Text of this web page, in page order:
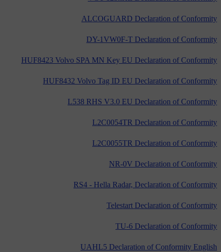
ALCOGUARD Declaration of Conformity
DY-1VW0F-T Declaration of Conformity
HUF8423 Volvo SPA MN Key EU Declaration of Conformity
HUF8432 Volvo Tag ID EU Declaration of Conformity
L538 RHS V3.0 EU Declaration of Conformity
L2C0054TR Declaration of Conformity
L2C0055TR Declaration of Conformity
NR-0V Declaration of Conformity
RS4 - Hella Radar, Declaration of Conformity
Telestart Declaration of Conformity
TU-6 Declaration of Conformity
UAHL5 Declaration of Conformity English